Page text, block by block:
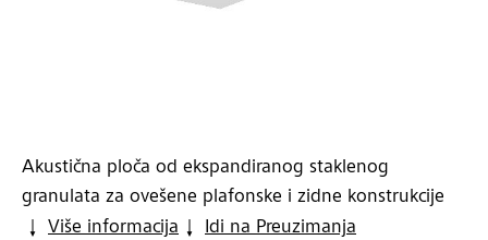
Akustična ploča od ekspandiranog staklenog
granulata za ovešene plafonske i zidne konstrukcije
Više informacija
Idi na Preuzimanja